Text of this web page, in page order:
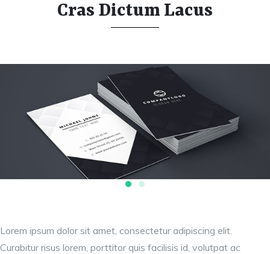
Cras Dictum Lacus
Lorem ipsum dolor sit amet, consectetur adipiscing elit.
Curabitur risus lorem, porttitor quis facilisis id, volutpat ac